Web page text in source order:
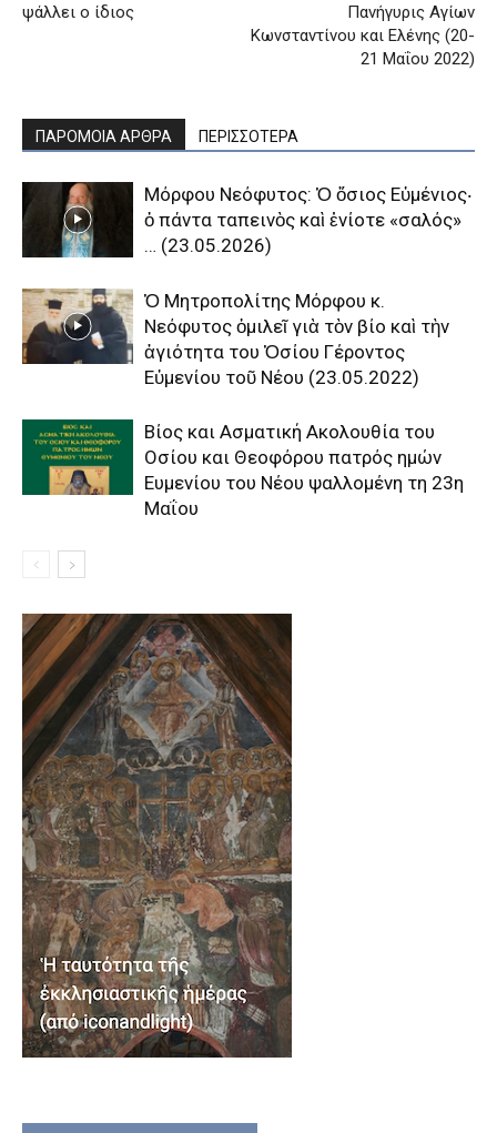
ψάλλει ο ίδιος
Πανήγυρις Αγίων
Κωνσταντίνου και Ελένης (20-
21 Μαΐου 2022)
ΠΑΡΟΜΟΙΑ ΑΡΘΡΑ ΠΕΡΙΣΣΟΤΕΡΑ
Μόρφου Νεόφυτος: Ὁ ὅσιος Εὐμένιος‧
ὁ πάντα ταπεινὸς καὶ ἐνίοτε «σαλός»
… (23.05.2026)
Ὁ Μητροπολίτης Μόρφου κ.
Νεόφυτος ὁμιλεῖ γιὰ τὸν βίο καὶ τὴν
ἁγιότητα του Ὁσίου Γέροντος
Εὐμενίου τοῦ Νέου (23.05.2022)
Βίος και Ασματική Ακολουθία του
Οσίου και Θεοφόρου πατρός ημών
Ευμενίου του Νέου ψαλλομένη τη 23η
Μαΐου